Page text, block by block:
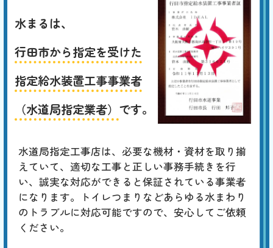
水まるは、
行田市から指定を受けた
指定給水装置工事事業者
（水道局指定業者） です。
水道局指定工事店は、必要な機材・資材を取り揃
えていて、適切な工事と正しい事務手続きを行
い、誠実な対応ができると保証されている事業者
になります。トイレつまりなどあらゆる水まわり
のトラブルに対応可能ですので、安心してご依頼
ください。